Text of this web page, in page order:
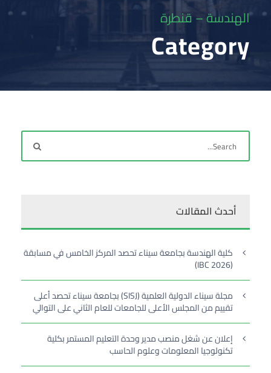
الهندسة – قنطرة
Category
أحدث المقالات
كلية الهندسة بجامعة سيناء تحصد المركز الخامس في مسابقة
(IBC 2026)
مجلة سيناء الدولية العلمية (SISJ) بجامعة سيناء تحصد أعلى
تقييم من المجلس الأعلى للجامعات للعام الثاني على التوالي
إعلان عن شغل منصب مدير وحدة التعليم المستمر بكلية
تكنولوجيا المعلومات وعلوم الحاسب